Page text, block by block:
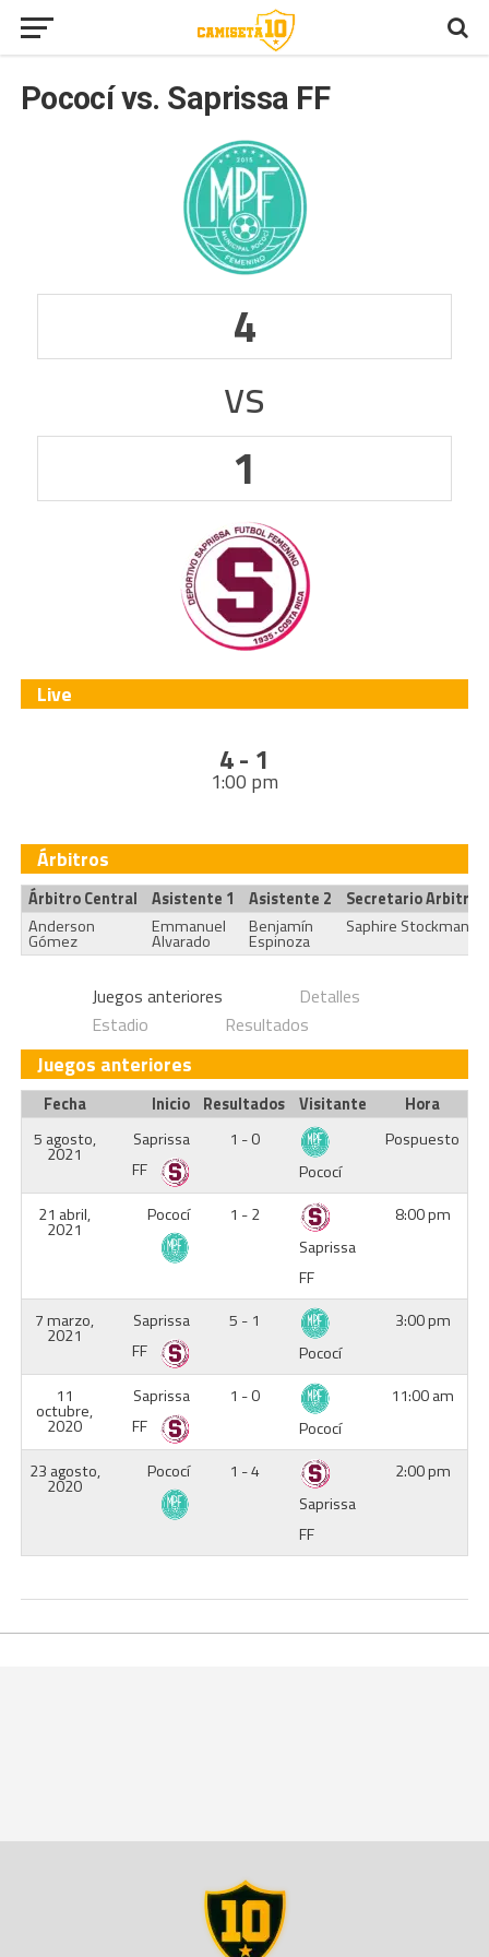
Pococí vs. Saprissa FF
4
vs
1
Live
4 - 1
1:00 pm
Árbitros
Árbitro Central Asistente 1 Asistente 2
Secretario Arbitral
Anderson
Gómez
Emmanuel
Alvarado
Benjamín
Espinoza
Saphire Stockman
Juegos anteriores
Detalles
Estadio
Resultados
Juegos anteriores
Fecha Inicio Resultados Visitante
Hora
5 agosto,
2021
Saprissa
FF
1 - 0
Pococí
Pospuesto
21 abril,
2021
Pococí
1 - 2
Saprissa
FF
8:00 pm
7 marzo,
2021
Saprissa
FF
5 - 1
Pococí
3:00 pm
11
octubre,
2020
Saprissa
FF
1 - 0
Pococí
11:00 am
23 agosto,
2020
Pococí
1 - 4
Saprissa
FF
2:00 pm